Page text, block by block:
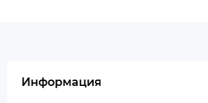
Информация